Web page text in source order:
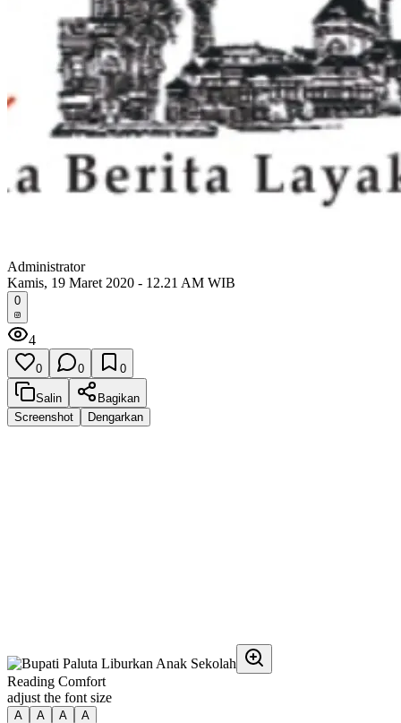
Administrator
Kamis, 19 Maret 2020 - 12.21 AM WIB
0
4
0 0 0
Salin
Bagikan
Screenshot
Dengarkan
Reading Comfort
adjust the font size
A A A A